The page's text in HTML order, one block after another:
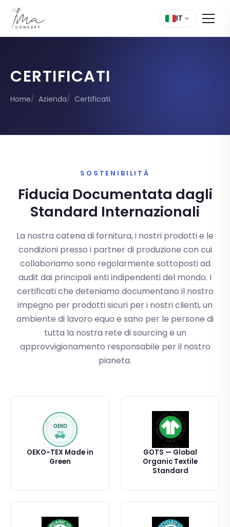
IT
CERTIFICATI
Home Azienda Certificati
SOSTENIBILITÀ
Fiducia Documentata dagli
Standard Internazionali
La nostra catena di fornitura, i nostri prodotti e le
condizioni presso i partner di produzione con cui
collaboriamo sono regolarmente sottoposti ad
audit dai principali enti indipendenti del mondo. I
certificati che deteniamo documentano il nostro
impegno per prodotti sicuri per i nostri clienti, un
ambiente di lavoro equo e sano per le persone di
tutta la nostra rete di sourcing e un
approvvigionamento responsabile per il nostro
pianeta.
OEKO-TEX Made in
Green
GOTS — Global
Organic Textile
Standard